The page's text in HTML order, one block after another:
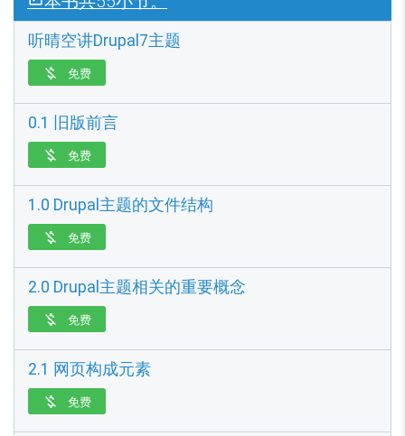
听晴空讲Drupal7主题
 免费
0.1 旧版前言
 免费
1.0 Drupal主题的文件结构
 免费
2.0 Drupal主题相关的重要概念
 免费
2.1 网页构成元素
 免费